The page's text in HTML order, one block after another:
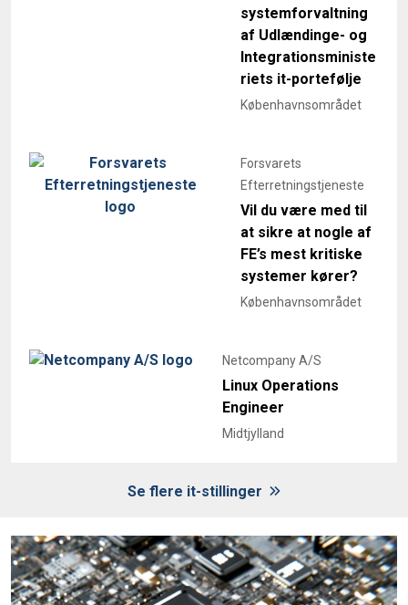
systemforvaltning
af Udlændinge- og
Integrationsministe
riets it-portefølje
Københavnsområdet
Forsvarets
Efterretningstjeneste
Vil du være med til
at sikre at nogle af
FE’s mest kritiske
systemer kører?
Københavnsområdet
Netcompany A/S
Linux Operations
Engineer
Midtjylland
Se flere it-stillinger